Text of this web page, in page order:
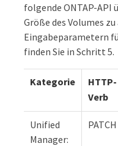
folgende ONTAP-API
Größe des Volumes
Eingabeparametern
finden Sie in Schritt 5.
Kategorie
HTTP-
Verb
Unified
Manager:
PATCH